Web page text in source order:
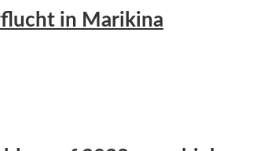
in Marikina